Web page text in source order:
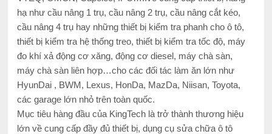
hạ như cầu nâng 1 trụ, cầu nâng 2 trụ, cầu nâng cắt kéo,
cầu nâng 4 trụ hay những thiết bị kiểm tra phanh cho ô tô,
thiết bị kiểm tra hệ thống treo, thiết bị kiểm tra tốc độ, máy
đo khí xả động cơ xăng, động cơ diesel, máy chà sàn,
máy chà sàn liên hợp…cho các đối tác làm ăn lớn như
HyunDai , BWM, Lexus, HonDa, MazDa, Niisan, Toyota,
các garage lớn nhỏ trên toàn quốc.
Mục tiêu hàng đầu của KingTech là trở thành thương hiệu
lớn về cung cấp đầy đủ thiết bị, dụng cụ sửa chữa ô tô